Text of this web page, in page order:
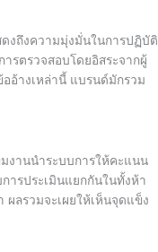
งถึงความมุ่งมั่นในการปฏิบัติ
รตรวจสอบโดยอิสระจากผู้
อ้างเหล่านี้ แบรนด์มักรวม
งานนำระบบการให้คะแนน
ารประเมินแยกกันในทั้งห้า
ลรวมจะเผยให้เห็นจุดแข็ง